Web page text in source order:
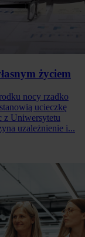
życiem
nocy rzadko
ucieczkę
z Uniwersytetu
uzależnienie i...